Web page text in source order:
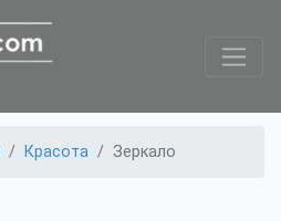
Красота Зеркало